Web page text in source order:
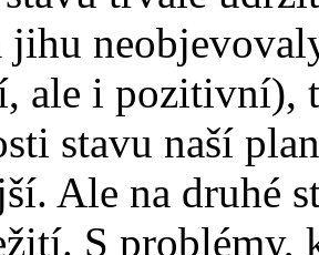
ale i pozitivní),
stavu naší
Ale na druhé
S problémy,